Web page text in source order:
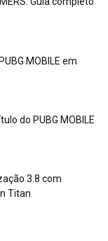
MOBILE em
do PUBG MOBILE
3.8 com
Titan